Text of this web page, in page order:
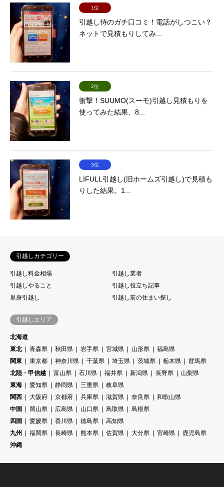
1位
引越し侍のガチ口コミ！電話がしつこい？
ネットで見積もりしてみ...
2位
衝撃！SUUMO(スーモ)引越し見積もりを
使ってみた結果、8...
3位
LIFULL引越し(旧ホームズ引越し)で見積も
りした結果。1...
引越しカテゴリー
引越し料金相場
引越し業者
引越しやること
引越し役立ち記事
単身引越し
引越し前の住まい探し
引越しエリア
北海道
東北
青森県 秋田県 岩手県 宮城県 山形県
福島県
関東
東京都 神奈川県 千葉県 埼玉県 茨城県 栃木県
群馬県
北陸・甲信越
富山県 石川県 福井県 新潟県 長野県
山梨県
東海
愛知県 静岡県 三重県
岐阜県
関西
大阪府 京都府 兵庫県 滋賀県 奈良県
和歌山県
中国
岡山県 広島県 山口県 鳥取県
島根県
四国
愛媛県 香川県 徳島県
高知県
九州
福岡県 長崎県 熊本県 佐賀県 大分県 宮崎県
鹿児島県
沖縄